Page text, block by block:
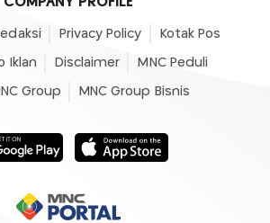
Privacy Policy Kotak Pos
Iklan Disclaimer MNC Peduli
Group MNC Group Bisnis